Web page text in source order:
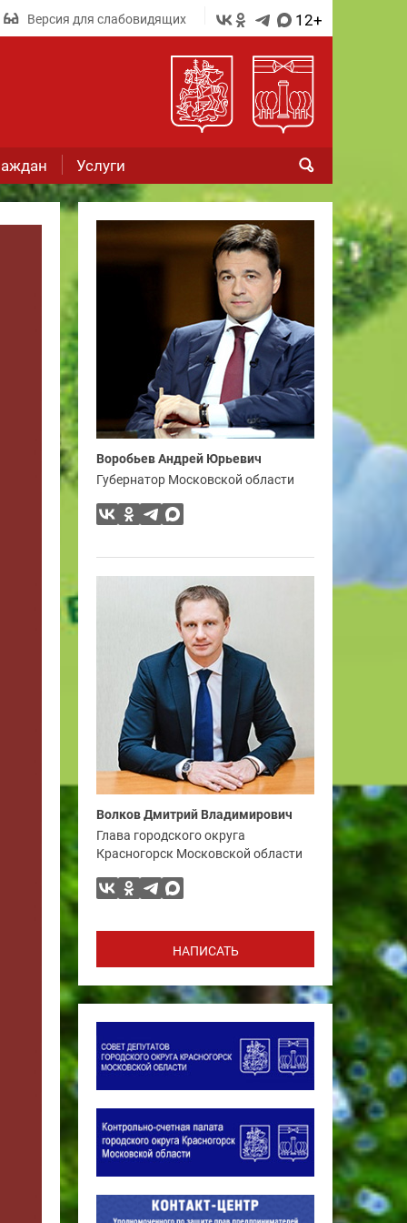
Версия для слабовидящих 12+
Услуги
Воробьев Андрей Юрьевич
Губернатор Московской области
Волков Дмитрий Владимирович
Глава городского округа
Красногорск Московской области
НАПИСАТЬ